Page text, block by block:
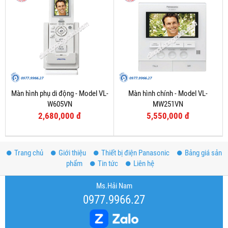
Màn hình phụ di động - Model VL-
W605VN
2,680,000 đ
Màn hình chính - Model VL-
MW251VN
5,550,000 đ
Trang chủ Giới thiệu Thiết bị điện Panasonic
Bảng giá sản
phẩm
Tin tức Liên hệ
Ms.Hải Nam
0977.9966.27